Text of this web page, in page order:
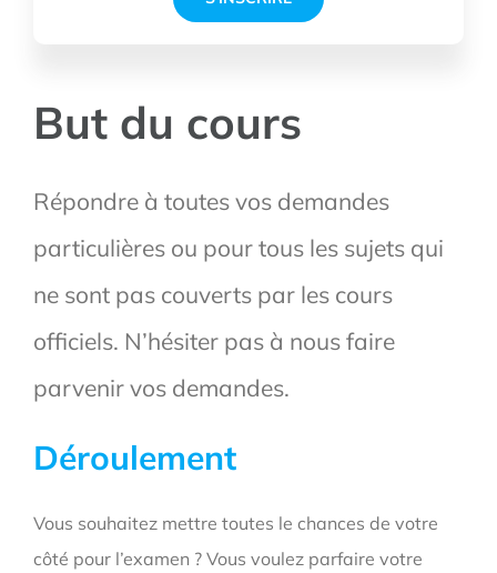
But du cours
Répondre à toutes vos demandes
particulières ou pour tous les sujets qui
ne sont pas couverts par les cours
officiels. N’hésiter pas à nous faire
parvenir vos demandes.
Déroulement
Vous souhaitez mettre toutes le chances de votre
côté pour l’examen ? Vous voulez parfaire votre